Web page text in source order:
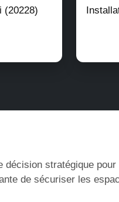
(20228)
stratégique
de sécuriser les